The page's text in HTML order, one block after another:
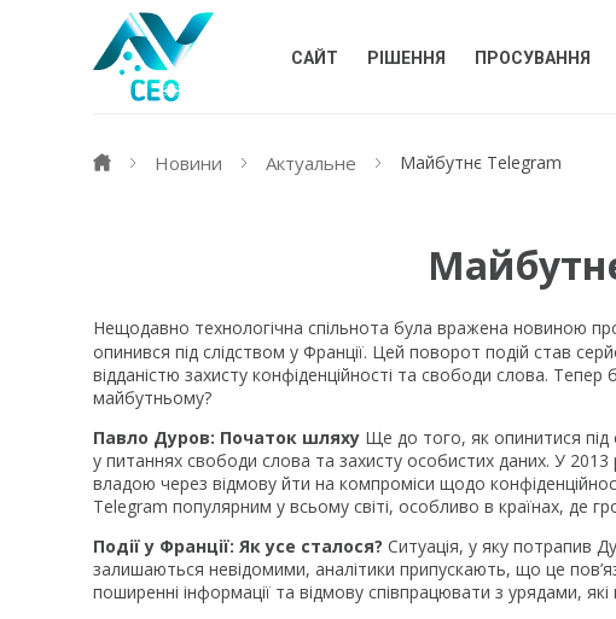
САЙТ РІШЕННЯ ПРОСУВАННЯ
Новини Актуальне Майбутнє Telegram
Нещодавно технологічна спільнота була вражена новиною
опинився під слідством у Франції. Цей поворот подій став
відданістю захисту конфіденційності та свободи слова.
майбутньому?
Павло Дуров: Початок шляху Ще до того, як опинитися
у питаннях свободи слова та захисту особистих даних. У 2013
владою через відмову йти на компроміси щодо
Telegram популярним у всьому світі, особливо в країнах, де
Події у Франції: Як усе сталося? Ситуація, у яку потрапив
залишаються невідомими, аналітики припускають, що це
поширенні інформації та відмову співпрацювати з урядами,